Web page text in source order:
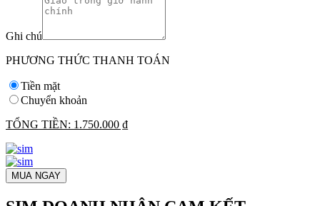
Ghi chú
PHƯƠNG THỨC THANH TOÁN
Tiền mặt
Chuyển khoản
TỔNG TIỀN: 1.750.000 ₫
MUA NGAY